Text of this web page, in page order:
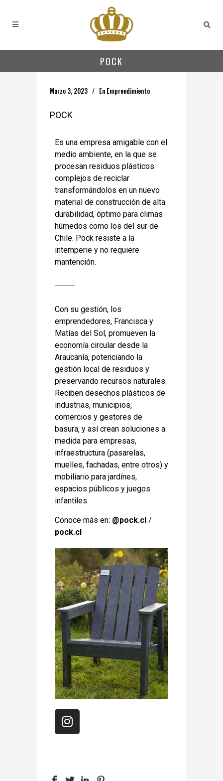
POCK
Marzo 3, 2023 En Emprendimiento
POCK
Es una empresa amigable con el
medio ambiente, en la que se
procesan residuos plásticos
complejos de reciclar
transformándolos en un nuevo
material de construcción de alta
durabilidad, óptimo para climas
húmedos como los del sur de
Chile. Pock resiste a la
intemperie y no requiere
mantención.
Con su gestión, los
emprendedores, Francisca y
Matías del Sol, promueven la
economía circular desde la
Araucanía, potenciando la
gestión local de residuos y
preservando recursos naturales.
Reciben desechos plásticos de
industrias, municipios,
comercios y gestores de
basura, y así crean soluciones a
medida para empresas,
infraestructura (pasarelas,
muelles, fachadas, entre otros) y
mobiliario para jardínes,
espacios públicos y juegos
infantiles.
Conoce más en: @pock.cl /
pock.cl